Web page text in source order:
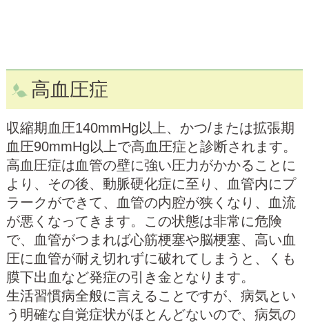
高血圧症
収縮期血圧140mmHg以上、かつ/または拡張期
血圧90mmHg以上で高血圧症と診断されます。
高血圧症は血管の壁に強い圧力がかかることに
より、その後、動脈硬化症に至り、血管内にプ
ラークができて、血管の内腔が狭くなり、血流
が悪くなってきます。この状態は非常に危険
で、血管がつまれば心筋梗塞や脳梗塞、高い血
圧に血管が耐え切れずに破れてしまうと、くも
膜下出血など発症の引き金となります。
生活習慣病全般に言えることですが、病気とい
う明確な自覚症状がほとんどないので、病気の